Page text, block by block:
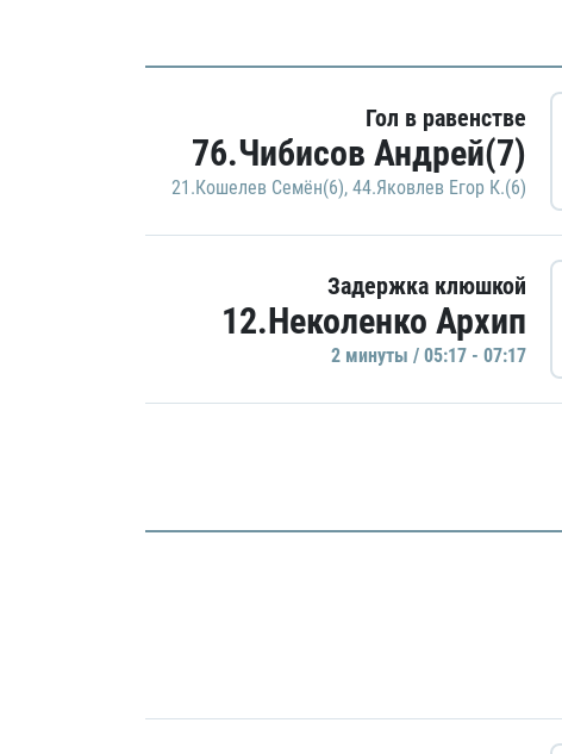
Гол в равенстве
76.Чибисов Андрей(7)
21.Кошелев Семён(6), 44.Яковлев Егор К.(6)
Задержка клюшкой
12.Неколенко Архип
2 минуты / 05:17 - 07:17